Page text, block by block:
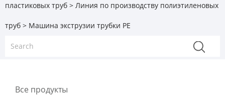
пластиковых труб > Линия по производству полиэтиленовых
труб > Машина экструзии трубки PE
Все продукты